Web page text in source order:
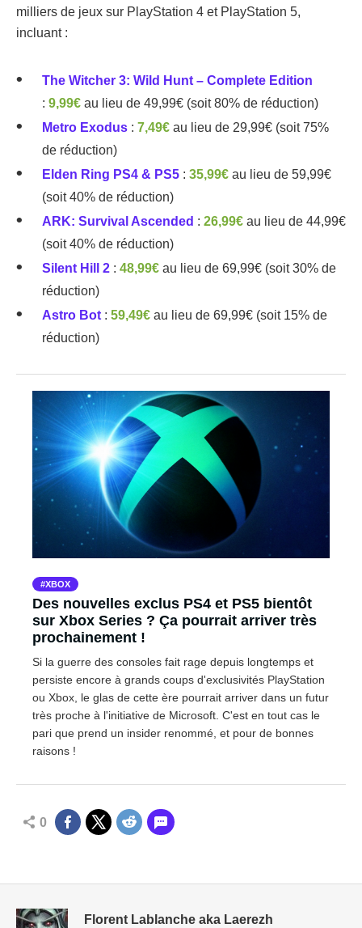
milliers de jeux sur PlayStation 4 et PlayStation 5,
incluant :
The Witcher 3: Wild Hunt – Complete Edition
: 9,99€ au lieu de 49,99€ (soit 80% de réduction)
Metro Exodus : 7,49€ au lieu de 29,99€ (soit 75%
de réduction)
Elden Ring PS4 & PS5 : 35,99€ au lieu de 59,99€
(soit 40% de réduction)
ARK: Survival Ascended : 26,99€ au lieu de 44,99€
(soit 40% de réduction)
Silent Hill 2 : 48,99€ au lieu de 69,99€ (soit 30% de
réduction)
Astro Bot : 59,49€ au lieu de 69,99€ (soit 15% de
réduction)
XBOX
Des nouvelles exclus PS4 et PS5 bientôt
sur Xbox Series ? Ça pourrait arriver très
prochainement !
Si la guerre des consoles fait rage depuis longtemps et
persiste encore à grands coups d'exclusivités PlayStation
ou Xbox, le glas de cette ère pourrait arriver dans un futur
très proche à l'initiative de Microsoft. C'est en tout cas le
pari que prend un insider renommé, et pour de bonnes
raisons !
0
Florent Lablanche aka Laerezh